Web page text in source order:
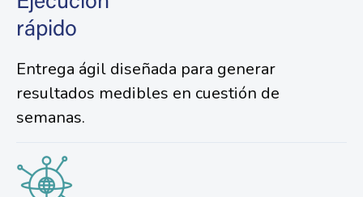
rápido
Entrega ágil diseñada para generar
resultados medibles en cuestión de
semanas.